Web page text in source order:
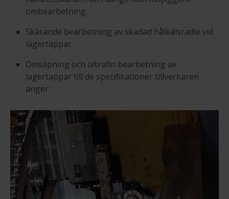
ombearbetning.
Skärande bearbetning av skadad hålkälsradie vid
lagertappar.
Omslipning och ultrafin bearbetning av
lagertappar till de specifikationer tillverkaren
anger.